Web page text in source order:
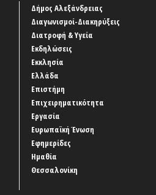
Δήμος Αλεξάνδρειας
Διαγωνισμοί-Διακηρύξεις
Διατροφή & Υγεία
Εκδηλώσεις
Εκκλησία
Ελλάδα
Επιστήμη
Επιχειρηματικότητα
Εργασία
Ευρωπαϊκή Ένωση
Εφημερίδες
Ημαθία
Θεσσαλονίκη